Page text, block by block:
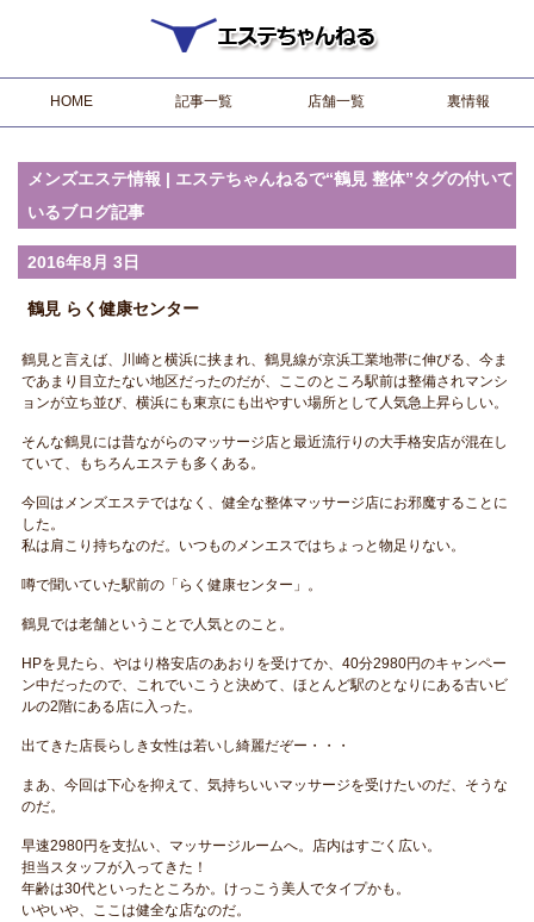
HOME 記事一覧 店舗一覧 裏情報
メンズエステ情報 | エステちゃんねるで“鶴見 整体”タグの付いて
いるブログ記事
2016年8月 3日
鶴見 らく健康センター
鶴見と言えば、川崎と横浜に挟まれ、鶴見線が京浜工業地帯に伸びる、今ま
であまり目立たない地区だったのだが、ここのところ駅前は整備されマンシ
ョンが立ち並び、横浜にも東京にも出やすい場所として人気急上昇らしい。
そんな鶴見には昔ながらのマッサージ店と最近流行りの大手格安店が混在し
ていて、もちろんエステも多くある。
今回はメンズエステではなく、健全な整体マッサージ店にお邪魔することに
した。
私は肩こり持ちなのだ。いつものメンエスではちょっと物足りない。
噂で聞いていた駅前の「らく健康センター」。
鶴見では老舗ということで人気とのこと。
HPを見たら、やはり格安店のあおりを受けてか、40分2980円のキャンペー
ン中だったので、これでいこうと決めて、ほとんど駅のとなりにある古いビ
ルの2階にある店に入った。
出てきた店長らしき女性は若いし綺麗だぞー・・・
まあ、今回は下心を抑えて、気持ちいいマッサージを受けたいのだ、そうな
のだ。
早速2980円を支払い、マッサージルームへ。店内はすごく広い。
担当スタッフが入ってきた！
年齢は30代といったところか。けっこう美人でタイプかも。
いやいや、ここは健全な店なのだ。